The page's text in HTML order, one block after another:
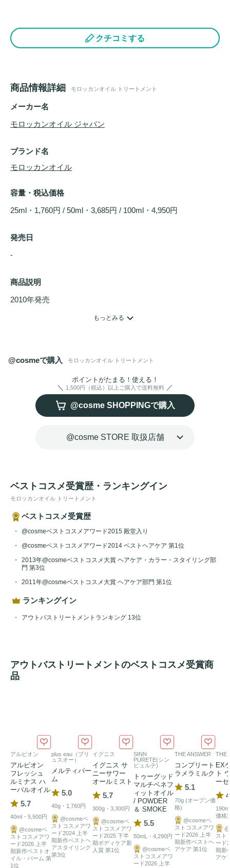
クチコミする
商品情報詳細 モロッカンオイル トリートメント
メーカー名
モロッカンオイル ジャパン
ブランド名
モロッカンオイル
容量・税込価格
25ml・1,760円 / 50ml・3,685円 / 100ml・4,950円
発売日
-
商品説明
2010年発売
や仕上げ剤としてもご使用出来ます。
トリートメント」と名称変更となりました。
もっとみる
@cosmeで購入 モロッカンオイル トリートメント
ポイントがたまる！使える！
1,500円（税込）以上ご購入で送料無料
@cosme SHOPPINGで購入
@cosme STORE 取扱店舗
ベストコスメ受賞歴・ランキングイン
モロッカンオイル トリートメント
ベストコスメ受賞歴
@cosmeベストコスメアワード2015 殿堂入り
@cosmeベストコスメアワード2014 ベストヘアケア 第1位
2013年@cosmeベストコスメ大賞 ヘアケア・カラー・スタイリング部
門 第3位
2011年@cosmeベストコスメ大賞 ヘアケア部門 第1位
ランキングイン
アウトバストリートメントランキング 13位
アウトバストリートメントのベストコスメ受賞商
品
アルビオン
アルビオン
フレッシュ
ルミナス ハ
ーバルオイル
5.7
40ml・5,500円
@cosmeベ
ストコスメアワ
ード2026 上半
期新作ベストオ
イル・バーム 第
1位
plus eau（プリ
ュスオー）
メルティバー
ム
5.0
40g・1,760円
@cosmeベ
ストコスメアワ
ード2024 上半
期新作ベストヘ
アスタイリング
第3位
イグニス
イグニス サ
ニーサワー
オールミスト
5.7
300g・3,300円
@cosmeベ
ストコスメアワ
ード2025 下半
期ボディケア新
人賞 第1位
SINN
PURETE(シン
ピュルテ)
トゥーグッド
マルチベネフ
ィットオイル
/ POWDER
＆ SMOKE
5.5
50mL・4,290円
@cosmeベ
ストコスメアワ
ード2026 上半
THE ANSWER
コンプリート
ラメラミルク
5.1
70g (オープン価
格)
@cosmeベ
ストコスメアワ
ード2026 上半
期新作ベストヘ
アケア 第1位
THE
EX
ト
ー
価格)
スト
ード
期新
アケ